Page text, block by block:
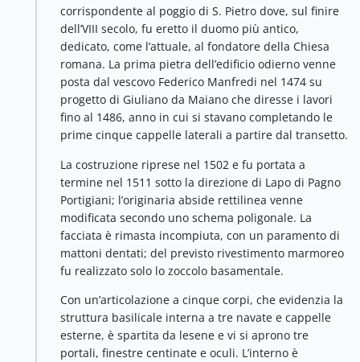
corrispondente al poggio di S. Pietro dove, sul finire
dell’VIII secolo, fu eretto il duomo più antico,
dedicato, come l’attuale, al fondatore della Chiesa
romana. La prima pietra dell’edificio odierno venne
posta dal vescovo Federico Manfredi nel 1474 su
progetto di Giuliano da Maiano che diresse i lavori
fino al 1486, anno in cui si stavano completando le
prime cinque cappelle laterali a partire dal transetto.
La costruzione riprese nel 1502 e fu portata a
termine nel 1511 sotto la direzione di Lapo di Pagno
Portigiani; l’originaria abside rettilinea venne
modificata secondo uno schema poligonale. La
facciata è rimasta incompiuta, con un paramento di
mattoni dentati; del previsto rivestimento marmoreo
fu realizzato solo lo zoccolo basamentale.
Con un’articolazione a cinque corpi, che evidenzia la
struttura basilicale interna a tre navate e cappelle
esterne, è spartita da lesene e vi si aprono tre
portali, finestre centinate e oculi. L’interno è